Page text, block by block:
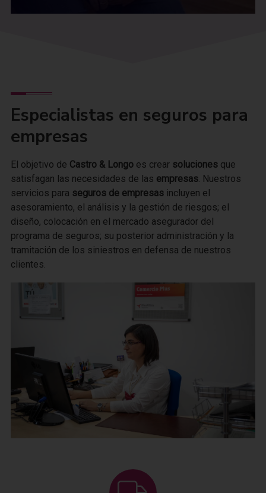
Especialistas en seguros para
empresas
El objetivo de Castro & Longo es crear soluciones que
satisfagan las necesidades de las empresas. Nuestros
servicios para seguros de empresas incluyen el
asesoramiento, el análisis y la gestión de riesgos; el
diseño, colocación en el mercado asegurador del
programa de seguros; su posterior administración y la
tramitación de los siniestros en defensa de nuestros
clientes.